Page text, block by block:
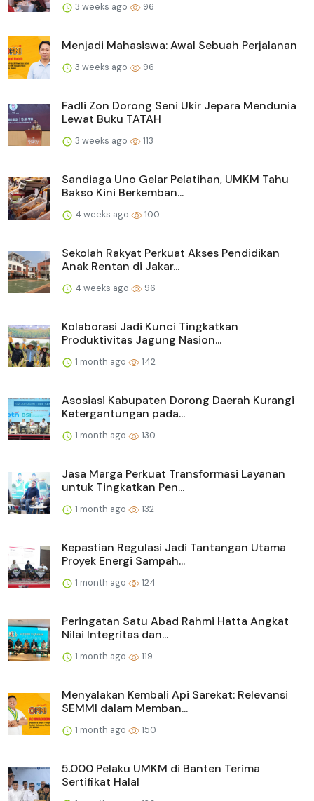
3 weeks ago 96
Menjadi Mahasiswa: Awal Sebuah Perjalanan
3 weeks ago 96
Fadli Zon Dorong Seni Ukir Jepara Mendunia
Lewat Buku TATAH
3 weeks ago 113
Sandiaga Uno Gelar Pelatihan, UMKM Tahu
Bakso Kini Berkemban...
4 weeks ago 100
Sekolah Rakyat Perkuat Akses Pendidikan
Anak Rentan di Jakar...
4 weeks ago 96
Kolaborasi Jadi Kunci Tingkatkan
Produktivitas Jagung Nasion...
1 month ago 142
Asosiasi Kabupaten Dorong Daerah Kurangi
Ketergantungan pada...
1 month ago 130
Jasa Marga Perkuat Transformasi Layanan
untuk Tingkatkan Pen...
1 month ago 132
Kepastian Regulasi Jadi Tantangan Utama
Proyek Energi Sampah...
1 month ago 124
Peringatan Satu Abad Rahmi Hatta Angkat
Nilai Integritas dan...
1 month ago 119
Menyalakan Kembali Api Sarekat: Relevansi
SEMMI dalam Memban...
1 month ago 150
5.000 Pelaku UMKM di Banten Terima
Sertifikat Halal